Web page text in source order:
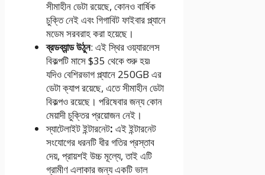
সীমাহীন ডেটা রয়েছে, কোনও বার্ষিক
চুক্তি নেই এবং গিগাবিট ফাইবার প্ল্যানে
মডেম সরবরাহ করা হয়েছে।
ব্রডব্যান্ড উঠুন: এই স্থির ওয়্যারলেস
বিকল্পটি মাসে $35 থেকে শুরু হয়৷
যদিও বেশিরভাগ প্ল্যানে 250GB এর
ডেটা ক্যাপ রয়েছে, এতে সীমাহীন ডেটা
বিকল্পও রয়েছে। পরিষেবার জন্য কোন
মেয়াদী চুক্তির প্রয়োজন নেই।
স্যাটেলাইট ইন্টারনেট: এই ইন্টারনেট
সংযোগের ধরনটি ধীর গতির প্রস্তাব
দেয়, প্রায়শই উচ্চ মূল্যে, তাই এটি
গ্রামীণ এলাকার জন্য একটি ভাল